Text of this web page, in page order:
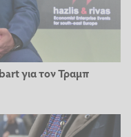
για τον Τραμπ